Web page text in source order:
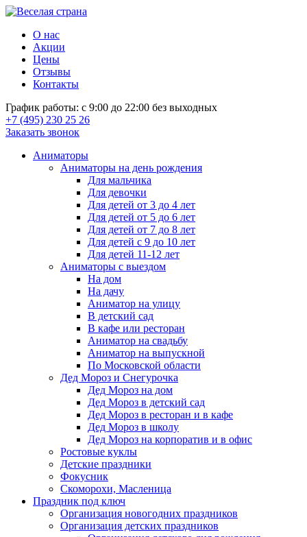
О нас
Акции
Цены
Отзывы
Контакты
График работы: с 9:00 до 22:00 без выходных
+7 (495) 230 25 26
Заказать звонок
Аниматоры
Аниматоры на день рождения
Для мальчика
Для девочки
Для детей от 3 до 4 лет
Для детей от 5 до 6 лет
Для детей от 7 до 8 лет
Для детей с 9 до 10 лет
Для детей 11-12 лет
Аниматоры с выездом
На дом
На дачу
Аниматор на улицу
В детский сад
В кафе или ресторан
Аниматор на свадьбу
Аниматор на выпускной
По Московской области
Дед Мороз и Снегурочка
Дед Мороз на дом
Дед Мороз в детский сад
Дед Мороз в ресторан и в кафе
Дед Мороз в школу
Дед Мороз на корпоратив и в офис
Ростовые куклы
Детские праздники
Фокусник
Скоморохи, Масленица
Праздник под ключ
Организация новогодних праздников
Организация детских праздников